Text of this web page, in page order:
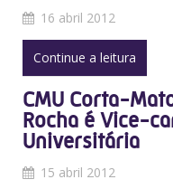
16 abril 2012
Continue a leitura
CMU Corta-
Rocha é Vice-
Universitária
15 abril 2012